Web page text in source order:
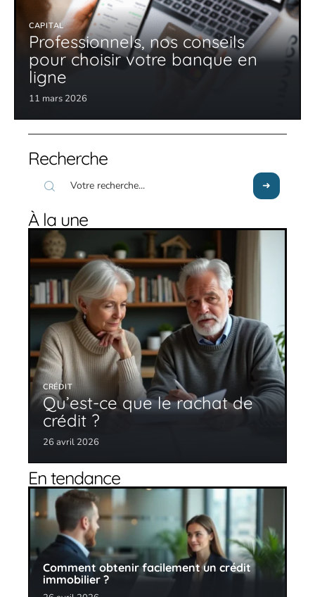
CAPITAL
Professionnels, nos conseils
pour choisir votre banque en
ligne
11 mars 2026
Recherche
À la une
CRÉDIT
Qu’est-ce que le rachat de
crédit ?
26 avril 2026
En tendance
Comment obtenir facilement un crédit
immobilier ?